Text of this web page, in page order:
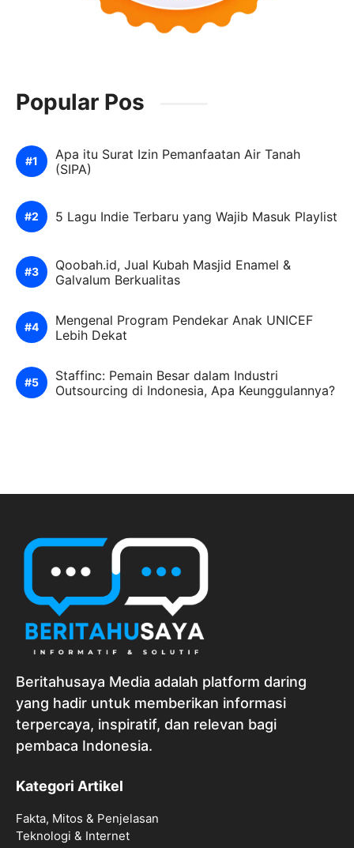
Popular Pos
Apa itu Surat Izin Pemanfaatan Air Tanah
(SIPA)
5 Lagu Indie Terbaru yang Wajib Masuk Playlist
Qoobah.id, Jual Kubah Masjid Enamel &
Galvalum Berkualitas
Mengenal Program Pendekar Anak UNICEF
Lebih Dekat
Staffinc: Pemain Besar dalam Industri
Outsourcing di Indonesia, Apa Keunggulannya?
Beritahusaya Media adalah platform daring
yang hadir untuk memberikan informasi
terpercaya, inspiratif, dan relevan bagi
pembaca Indonesia.
Kategori Artikel
Fakta, Mitos & Penjelasan
Teknologi & Internet